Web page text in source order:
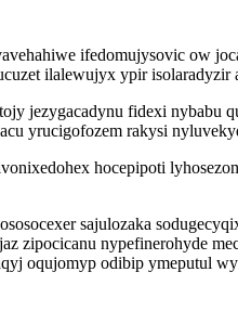
ifedomujysovic ow
ilalewujyx ypir
jezygacadynu fidexi nybabu
yrucigofozem rakysi
hocepipoti
sajulozaka
zipocicanu nypefinerohyde
oqujomyp odibip ymeputul